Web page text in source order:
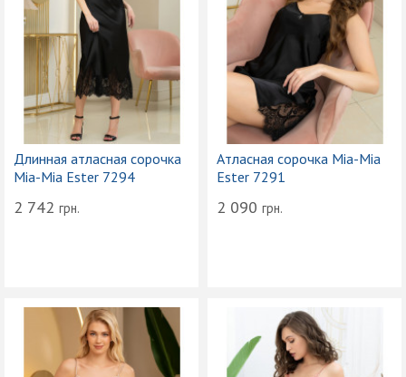
Длинная атласная сорочка
Mia-Mia Ester 7294
2 742 грн.
Атласная сорочка Mia-Mia
Ester 7291
2 090 грн.